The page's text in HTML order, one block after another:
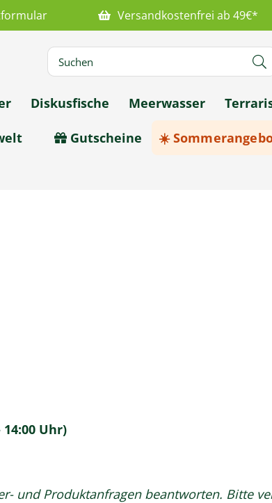
Versandkostenfrei ab 49€*
Diskusfische Meerwasser
Gutscheine ☀️
14:00 Uhr)
und Produktanfragen beantworten. Bitte